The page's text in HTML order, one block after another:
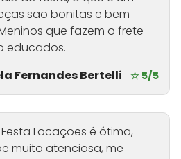
sao bonitas e bem
que fazem o frete
educados.
Fernandes Bertelli
☆ 5/5
Locações é ótima,
muito atenciosa, me